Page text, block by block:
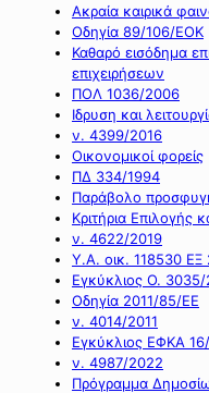
Ακραία καιρικά
Οδηγία 89/106/ΕΟΚ
Καθαρό εισόδημα
επιχειρήσεων
ΠΟΛ 1036/2006
Ιδρυση και
ν. 4399/2016
Οικονομικοί φορείς
ΠΔ 334/1994
Παράβολο
Κριτήρια Επιλογής
ν. 4622/2019
Υ.Α. οικ. 118530
Εγκύκλιος Ο.
Οδηγία 2011/85/ΕΕ
ν. 4014/2011
Εγκύκλιος ΕΦΚΑ
ν. 4987/2022
Πρόγραμμα